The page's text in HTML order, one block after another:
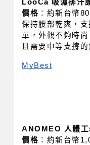
LooCa 吸濕排汗
價格 ：約新台幣
保持腰部乾爽，
單，外觀不夠時
且需要中等支撐的
MyBest
ANOMEO 人體工
價格 ：約新台幣